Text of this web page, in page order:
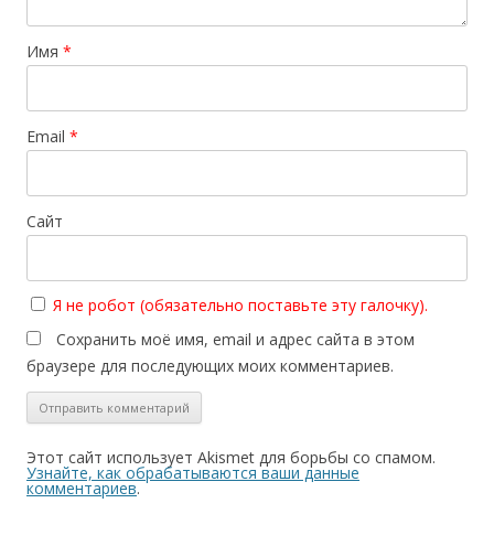
с
м
Имя *
Email *
Сайт
Я не робот (обязательно поставьте эту галочку).
Сохранить моё имя, email и адрес сайта в этом
браузере для последующих моих комментариев.
Этот сайт использует Akismet для борьбы со спамом.
Узнайте, как обрабатываются ваши данные
комментариев.